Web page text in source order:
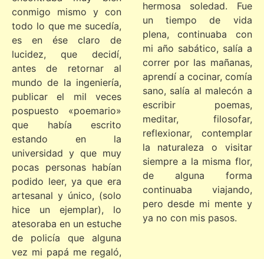
conmigo mismo y con
todo lo que me sucedía,
es en ése claro de
lucidez, que decidí,
antes de retornar al
mundo de la ingeniería,
publicar el mil veces
pospuesto «poemario»
que había escrito
estando en la
universidad y que muy
pocas personas habían
podido leer, ya que era
artesanal y único, (solo
hice un ejemplar), lo
atesoraba en un estuche
de policía que alguna
vez mi papá me regaló,
hermosa soledad. Fue
un tiempo de vida
plena, continuaba con
mi año sabático, salía a
correr por las mañanas,
aprendí a cocinar, comía
sano, salía al malecón a
escribir poemas,
meditar, filosofar,
reflexionar, contemplar
la naturaleza o visitar
siempre a la misma flor,
de alguna forma
continuaba viajando,
pero desde mi mente y
ya no con mis pasos.